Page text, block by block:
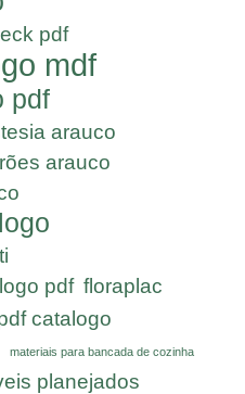
pdf
mdf
pdf
arauco
arauco
pdf floraplac
catalogo
materiais para bancada de cozinha
planejados